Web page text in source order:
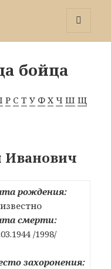
бойца
Р С Т У Ф Х Ч Ш Щ
Иванович
рождения:
смерти:
/1998/
захоронения: